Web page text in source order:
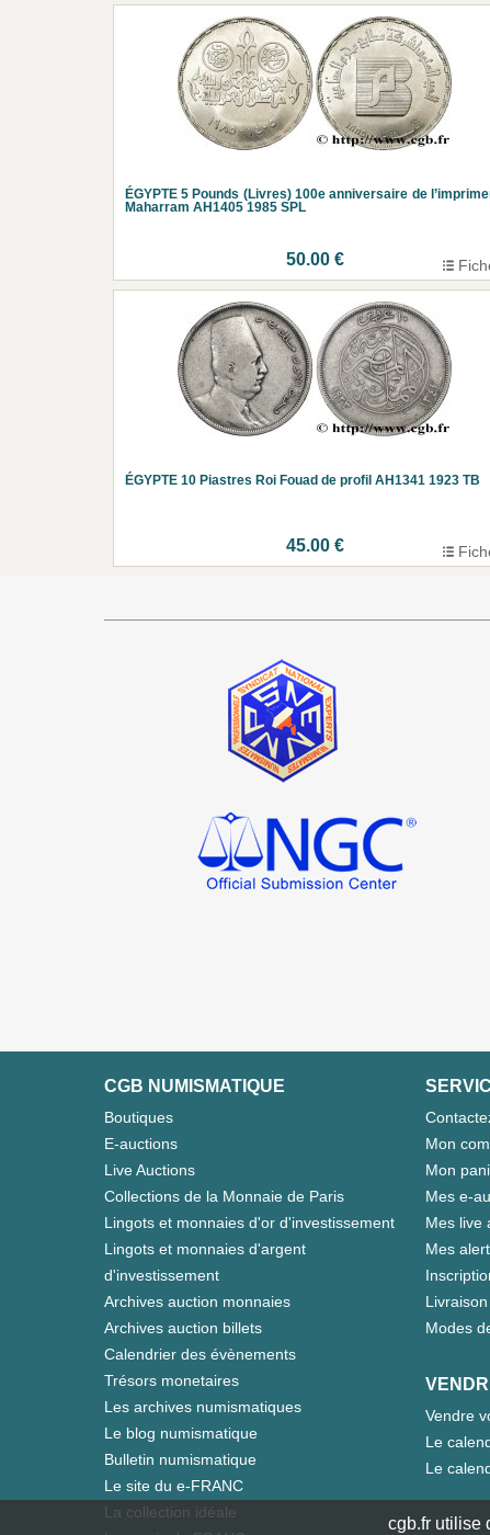
ÉGYPTE 5 Pounds (Livres) 100e anniversaire de
Maharram AH1405 1985 SPL
50.00 €
ÉGYPTE 10 Piastres Roi Fouad de profil AH1341 1923 TB
45.00 €
CGB NUMISMATIQUE
Boutiques
E-auctions
Live Auctions
Collections de la Monnaie de Paris
Lingots et monnaies d'or d'investissement
Lingots et monnaies d'argent
d'investissement
Archives auction monnaies
Archives auction billets
Calendrier des évènements
Trésors monetaires
Les archives numismatiques
Le blog numismatique
Bulletin numismatique
Le site du e-FRANC
La collection idéale
Mon
Mon
Mes e-
Mes live
Mes
Modes
Vendre
Le
Le
cgb.fr utilise